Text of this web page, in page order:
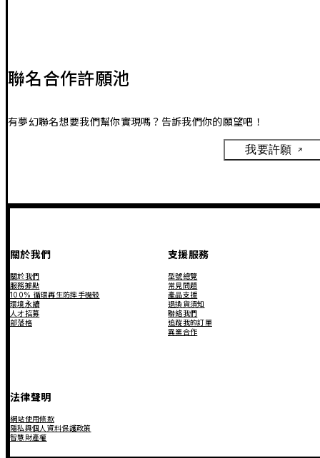
聯名合作許願池
有夢幻聯名想要我們幫你實現嗎？告訴我們你的願望吧！
我要許願
關於我們
關於我們
服務據點
100% 循環再生防摔手機殼
環境永續
人才招募
部落格
支援服務
型號總覽
常見問題
產品支援
退換貨須知
聯絡我們
追蹤我的訂單
異業合作
法律聲明
網站使用條款
隱私與個人資料保護政策
智慧財產權